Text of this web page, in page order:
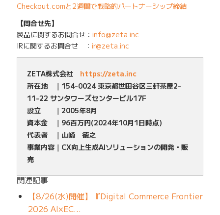
Checkout.comと2週間で戦略的パートナーシップ締結
【問合せ先】
製品に関するお問合せ： info@zeta.inc
IRに関するお問合せ ： ir@zeta.inc
ZETA株式会社 https://zeta.inc
所在地 ｜154-0024 東京都世田谷区三軒茶屋2-
11-22 サンタワーズセンタービル17F
設立 ｜2005年8月
資本金 ｜96百万円(2024年10月1日時点)
代表者 ｜山崎 徳之
事業内容｜CX向上生成AIソリューションの開発・販
売
関連記事
【8/26(水)開催】『Digital Commerce Frontier
2026 AI×EC…